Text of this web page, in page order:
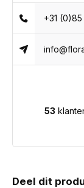
+31
53
Deel dit